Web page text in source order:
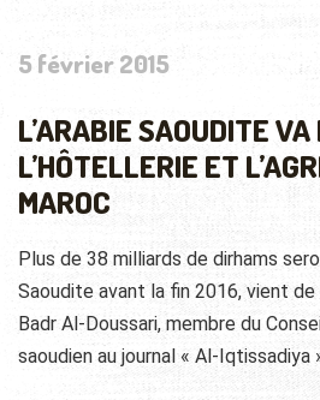
5 février 2015
L’ARABIE SAOUDITE
L’HÔTELLERIE ET
MAROC
Plus de 38 milliards de dirhams
Saoudite avant la fin 2016, vient
Badr Al-Doussari, membre du
saoudien au journal « Al-Iqtissadiya